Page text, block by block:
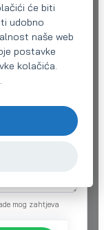
mog zahtjeva
će biti
udobno
naše web
postavke
kolačića.
.